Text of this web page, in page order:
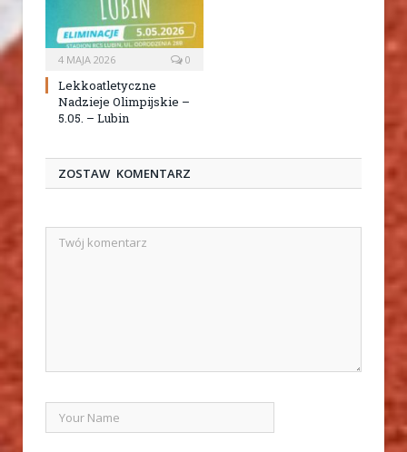
4 MAJA 2026 0
Lekkoatletyczne
Nadzieje Olimpijskie –
5.05. – Lubin
ZOSTAW KOMENTARZ